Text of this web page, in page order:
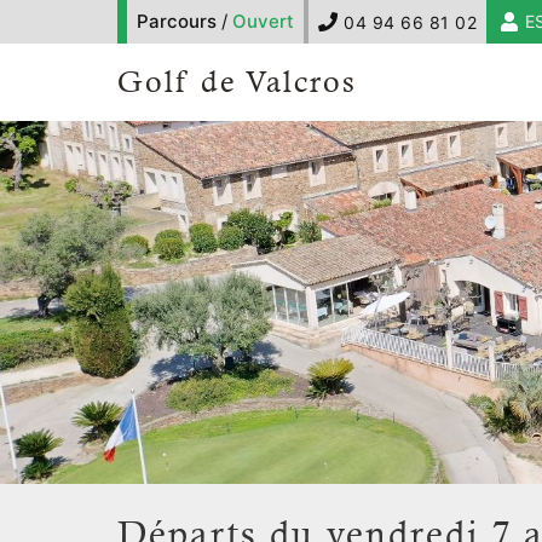
Parcours / Ouvert 04 94 66 81 02
Golf de Valcros